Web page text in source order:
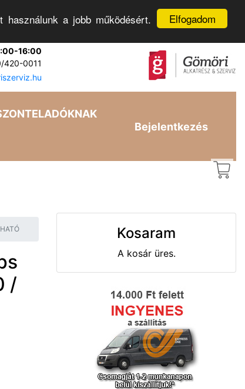
Elfogadom
használunk a jobb működésért.
16:00
420-0011
Bejelentkezés
/
Kosaram
A kosár üres.